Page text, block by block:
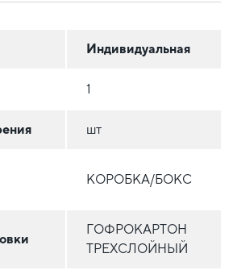
Индивидуальная
1
шт
КОРОБКА/БОКС
ГОФРОКАРТОН
ТРЕХСЛОЙНЫЙ